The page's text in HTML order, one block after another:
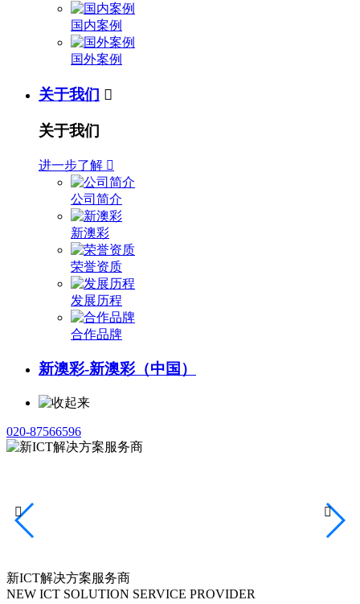
国内案例
国外案例
关于我们 
关于我们
进一步了解 
公司简介
新澳彩
荣誉资质
发展历程
合作品牌
新澳彩-新澳彩（中国）
020-87566596
新ICT解决方案服务商
NEW ICT SOLUTION SERVICE PROVIDER
 